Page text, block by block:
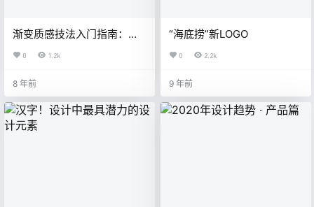
渐变质感技法入门指南：对
0 1.2k
8 年前
“海底捞”新LOGO
0 2.2k
9 年前